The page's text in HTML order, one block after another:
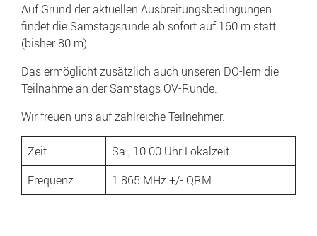
Auf Grund der aktuellen Ausbreitungsbedingungen
findet die Samstagsrunde ab sofort auf 160 m statt
(bisher 80 m).
Das ermöglicht zusätzlich auch unseren DO-lern die
Teilnahme an der Samstags OV-Runde.
Wir freuen uns auf zahlreiche Teilnehmer.
Zeit
Sa., 10.00 Uhr Lokalzeit
Frequenz
1.865 MHz +/- QRM